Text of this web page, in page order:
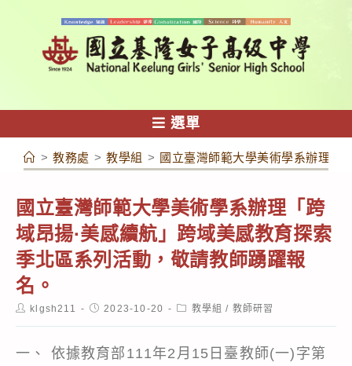
容
選單
> 教務處 > 教學組 > 國立臺灣師範大學美術學系辦理「
國立臺灣師範大學美術學系辦理「跨
域昂揚·美感續航」跨域美感教育探索
季北區系列活動，敬請教師踴躍報
名。
Postklgsh211
Post2023-10-20
Post教學組 / 教師研習
一、 依據教育部111年2月15日臺教師(一)字第